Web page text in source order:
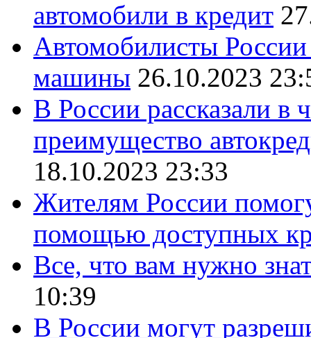
автомобили в кредит
Автомобилисты России
машины 26.10.2023
В России рассказали в
преимущество
18.10.2023 23:33
Жителям России
помощью доступных
Все, что вам нужно
10:39
В России могут